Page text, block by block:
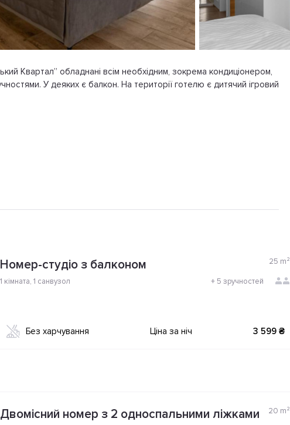
Квартал” обладнані всім необхідним, зокрема кондиціонером,
У деяких є балкон. На території готелю є дитячий ігровий
Номер-студіо з балконом 25 m²
1 кімната, 1 санвузол + 5 зручностей
Без харчування Ціна за ніч 3 599 ₴
Двомісний номер з 2 односпальними ліжками 20 m²